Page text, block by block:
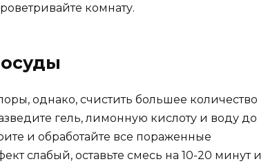
комнату.
однако, счистить большее количество
гель, лимонную кислоту и воду до
и обработайте все пораженные
слабый, оставьте смесь на 10-20 минут и